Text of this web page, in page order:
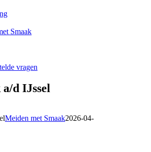
Smaak
vragen
d IJssel
Meiden met Smaak2026-04-